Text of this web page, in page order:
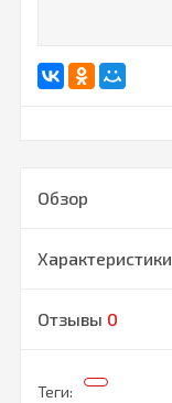
Обзор
Характеристики
Отзывы 0
Теги: